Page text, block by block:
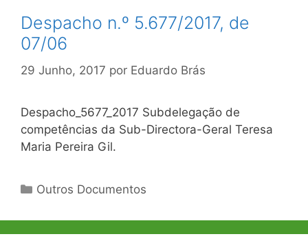
Despacho n.º 5.677/2017, de
07/06
29 Junho, 2017 por Eduardo Brás
Despacho_5677_2017 Subdelegação de
competências da Sub-Directora-Geral Teresa
Maria Pereira Gil.
Categorias
Outros Documentos